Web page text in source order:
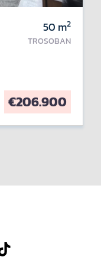
50 m2
TROSOBAN
€206.900